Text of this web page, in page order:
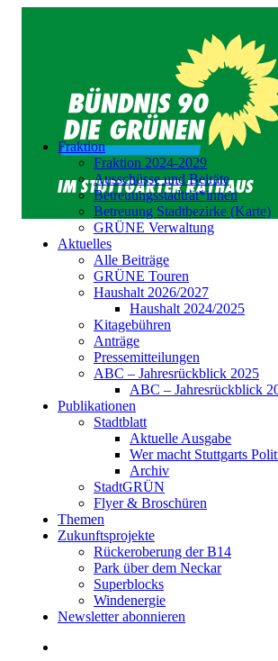
Fraktion
Fraktion 2024-2029
Ausschüsse und Beiräte
Betreuungsstadträt*innen
Betreuung Stadtbezirke (Karte)
GRÜNE Verwaltung
Aktuelles
Alle Beiträge
GRÜNE Touren
Haushalt 2026/2027
Haushalt 2024/2025
Kitagebühren
Anträge
Pressemitteilungen
ABC – Jahresrückblick 2025
ABC – Jahresrückblick
Publikationen
Stadtblatt
Aktuelle Ausgabe
Wer macht Stuttgarts
Archiv
StadtGRÜN
Flyer & Broschüren
Themen
Zukunftsprojekte
Rückeroberung der B14
Park über dem Neckar
Superblocks
Windenergie
Newsletter abonnieren